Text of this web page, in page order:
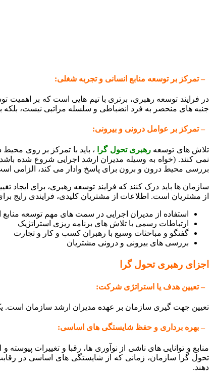
– تمرکز بر توسعه منابع انسانی و تجربه شغلی:
در فرایند توسعه رهبری، برتری با تیم‌ هایی است که بر اهمیت
جنبه های منحصر به فرد انضباطی و سلسله مراتبی نیست، بلکه
– تمرکز بر عوامل درونی و بیرونی:
تلاش های توسعه رهبری تحول گرا
، باید با تمرکز بر روی محیط
نمی کنند. (خواه به وسیله مدیران ارشد اجرایی شروع شده
بررسی محیط درون و برون برای پاسخ وادار می کند، الزامی
سازمان ها باید درک کنند که فرایند توسعه رهبری، برای
از مشتریان است. اطلاعات از مشتریان کلیدی، فرایندی رایج
استفاده از مدیران اجرایی در سمت های مهم توسعه منابع
ارتباطات رسمی با تلاش های برنامه ریزی استراتژیک
گفتگو و مباحثات وسیع با رهبران کسب و کار و تجارت
بررسی های بیرونی و درونی مشتریان
اجزای رهبری تحول گرا
– تعیین هدف یا استراتژی شرکت:
تعیین جهت گیری سازمان بر عهده مدیران ارشد سازمان است.
– بهره‌ برداری و حفظ شایستگی های اساسی:
منابع و توانایی های ناشی از نوآوری ها، رقبا و تغییرات
تحول گرا سازمان، زمانی که از شایستگی های اساسی در
دهند.